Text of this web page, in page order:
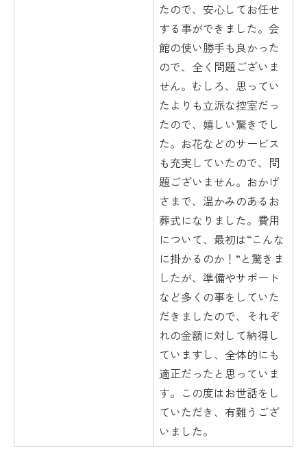
たので、安心してお任せ
する事ができました。会
館の使い勝手も良かった
ので、全く問題ございま
せん。むしろ、思ってい
たよりも立派な控室だっ
たので、嬉しい驚きでし
た。お花などのサービス
も充実していたので、問
題ございません。おかげ
さまで、温かみのあるお
葬式になりました。費用
について、最初は“こんな
に掛かるのか！”と驚きま
したが、準備やサポート
など多くの事をしていた
だきましたので、それぞ
れの金額に対して納得し
ていますし、全体的にも
適正だったと思っていま
す。この度はお世話をし
ていただき、有難うござ
いました。